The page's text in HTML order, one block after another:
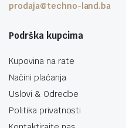
prodaja@techno-land.ba
Podrška kupcima
Kupovina na rate
Načini plaćanja
Uslovi & Odredbe
Politika privatnosti